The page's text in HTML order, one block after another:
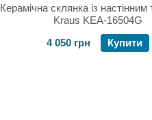
Керамічна склянка із
Kraus KEA-16504G
4 050 грн
Купити